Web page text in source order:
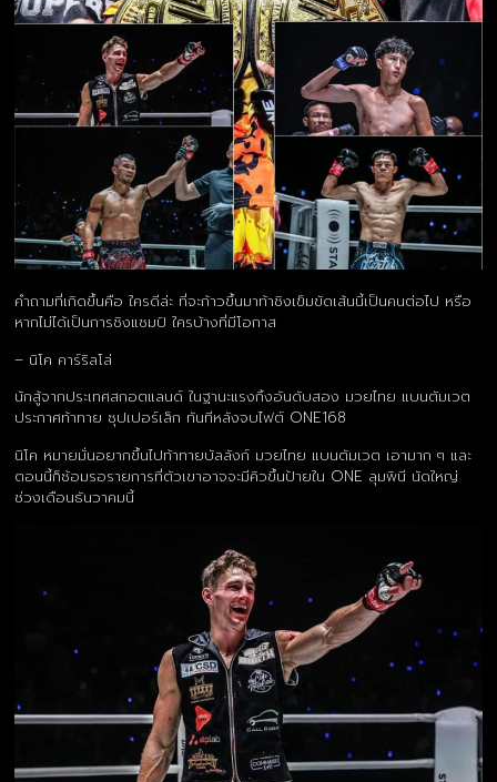
คำถามที่เกิดขึ้นคือ ใครดีล่ะ ที่จะก้าวขึ้นมาท้าชิงเข็มขัดเส้นนี้เป็นคนต่อไป หรือ
หากไม่ได้เป็นการชิงแชมป์ ใครบ้างที่มีโอกาส
– นิโค คาร์ริลโล่
นักสู้จากประเทศสกอตแลนด์ ในฐานะแรงกิ้งอันดับสอง มวยไทย แบนตัมเวต
ประกาศท้าทาย ซุปเปอร์เล็ก ทันทีหลังจบไฟต์ ONE168
นิโค หมายมั่นอยากขึ้นไปท้าทายบัลลังก์ มวยไทย แบนตัมเวต เอามาก ๆ และ
ตอนนี้ก็ซ้อมรอรายการที่ตัวเขาอาจจะมีคิวขึ้นป้ายใน ONE ลุมพินี นัดใหญ่
ช่วงเดือนธันวาคมนี้